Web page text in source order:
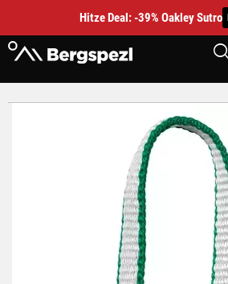
Hitze Deal: -39% Oakley Sutro